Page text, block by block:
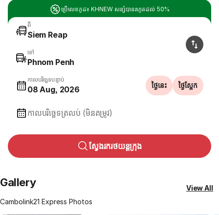
ប្រើលេខកូដ៖ KHNEW សន្សំបានរហូតដល់ 50%
ពី
Siem Reap
ទៅ
Phnom Penh
កាលបរិច្ឆេទបន្ទាប់
08 Aug, 2026 ថ្ងៃនេះ ថ្ងៃស្អែក
កាលបរិច្ឆេទត្រលប់ (មិនតម្រូវ)
ស្វែងរករថយន្តក្រុង
Gallery
Cambolink21 Express Photos
View All